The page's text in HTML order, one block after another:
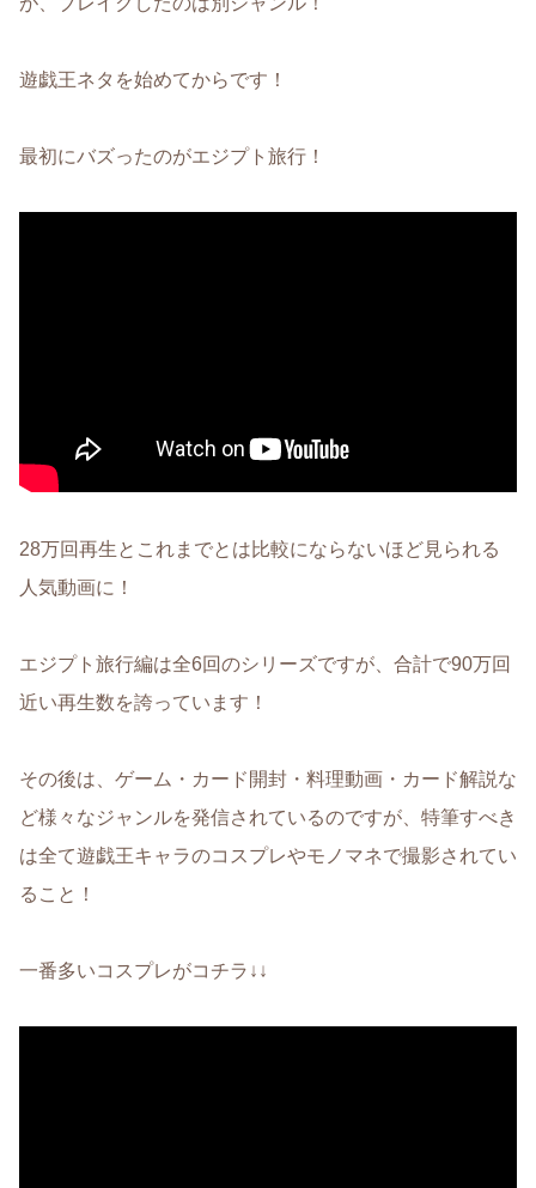
遊戯王ネタを始めてからです！
最初にバズったのがエジプト旅行！
28万回再生とこれまでとは比較にならないほど見られる
人気動画に！
エジプト旅行編は全6回のシリーズですが、合計で90万回
近い再生数を誇っています！
その後は、ゲーム・カード開封・料理動画・カード解説な
ど様々なジャンルを発信されているのですが、特筆すべき
は全て遊戯王キャラのコスプレやモノマネで撮影されてい
ること！
一番多いコスプレがコチラ↓↓